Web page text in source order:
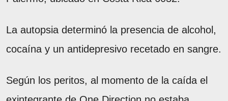
La autopsia determinó la presencia de alcohol,
cocaína y un antidepresivo recetado en sangre.
Según los peritos, al momento de la caída el